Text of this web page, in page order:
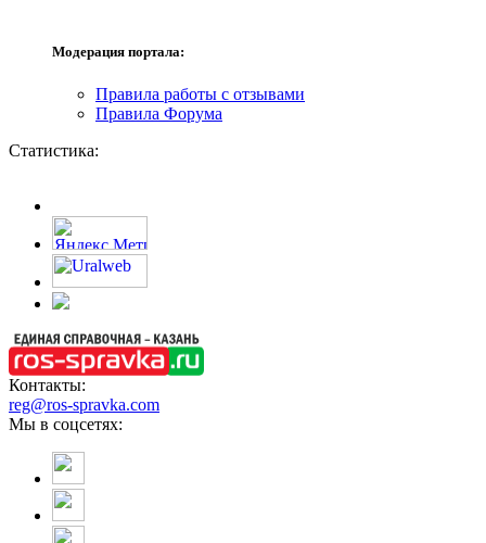
Модерация портала:
Правила работы с отзывами
Правила Форума
Статистика:
Контакты:
reg@ros-spravka.com
Мы в соцсетях: